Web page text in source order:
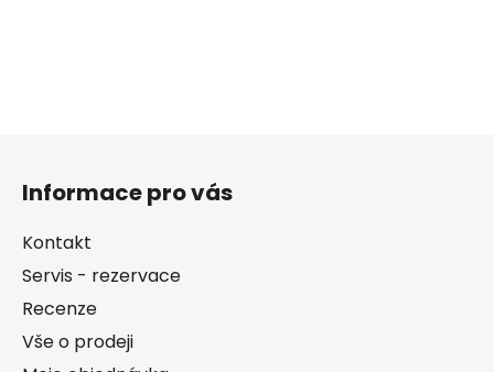
Informace pro vás
Kontakt
Servis - rezervace
Recenze
Vše o prodeji